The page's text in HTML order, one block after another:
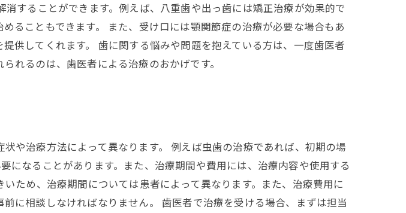
することができます。例えば、八重歯や出っ歯には矯正治療が効果的で
ることもできます。 また、受け口には顎関節症の治療が必要な場合もあ
供してくれます。 歯に関する悩みや問題を抱えている方は、一度歯医者
れるのは、歯医者による治療のおかげです。
や治療方法によって異なります。 例えば虫歯の治療であれば、初期の場
なることがあります。また、治療期間や費用には、治療内容や使用する
ため、治療期間については患者によって異なります。また、治療費用に
に相談しなければなりません。 歯医者で治療を受ける場合、まずは担当